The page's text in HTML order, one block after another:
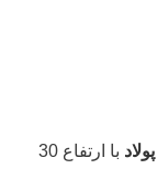
با ارتفاع 30